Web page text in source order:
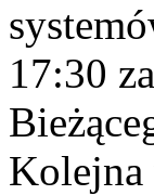
17:30
Kolejna